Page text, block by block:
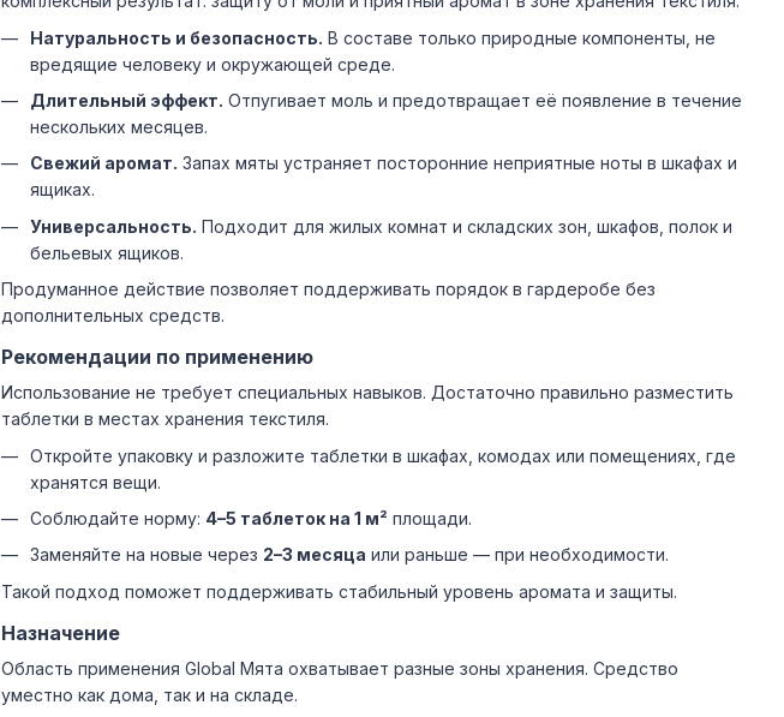
Натуральность и безопасность. В составе только природные компоненты, не
вредящие человеку и окружающей среде.
Длительный эффект. Отпугивает моль и предотвращает её появление в течение
нескольких месяцев.
Свежий аромат. Запах мяты устраняет посторонние неприятные ноты в шкафах и
ящиках.
Универсальность. Подходит для жилых комнат и складских зон, шкафов, полок и
бельевых ящиков.
Продуманное действие позволяет поддерживать порядок в гардеробе без
дополнительных средств.
Рекомендации по применению
Использование не требует специальных навыков. Достаточно правильно разместить
таблетки в местах хранения текстиля.
Откройте упаковку и разложите таблетки в шкафах, комодах или помещениях, где
хранятся вещи.
Соблюдайте норму: 4–5 таблеток на 1 м² площади.
Заменяйте на новые через 2–3 месяца или раньше — при необходимости.
Такой подход поможет поддерживать стабильный уровень аромата и защиты.
Назначение
Область применения Global Мята охватывает разные зоны хранения. Средство
уместно как дома, так и на складе.